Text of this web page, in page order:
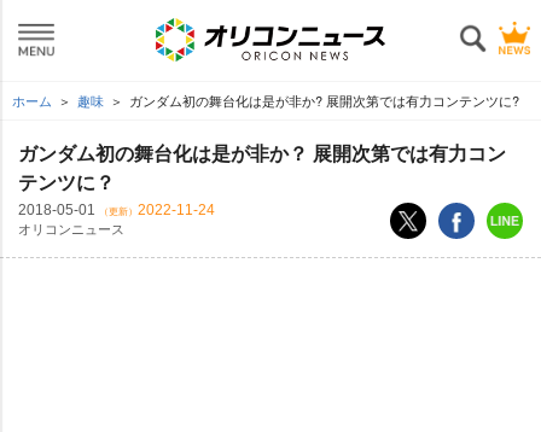
ホーム 趣味 ガンダム初の舞台化は是が非か? 展開次第では有力コンテンツに?
ガンダム初の舞台化は是が非か？ 展開次第では有力コン
テンツに？
2018-05-01 （更新） 2022-11-24
オリコンニュース